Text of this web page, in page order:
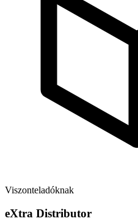
Viszonteladóknak
eXtra Distributor